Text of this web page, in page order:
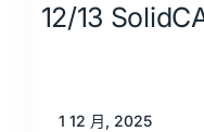
12/13
1 12 月, 2025